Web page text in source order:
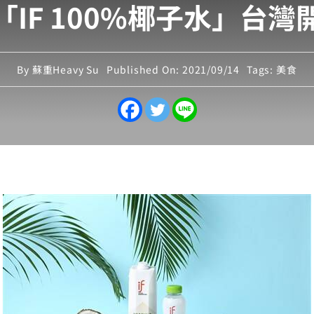
IF 100%椰子水」台灣
By 蘇重Heavy Su Published On: 2021/09/14 Tags: 美食